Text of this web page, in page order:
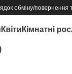
обміну/повернення
Квіти Кімнатні